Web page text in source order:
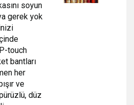
soyun
gerek yok
touch
bantları
her
ve
düz